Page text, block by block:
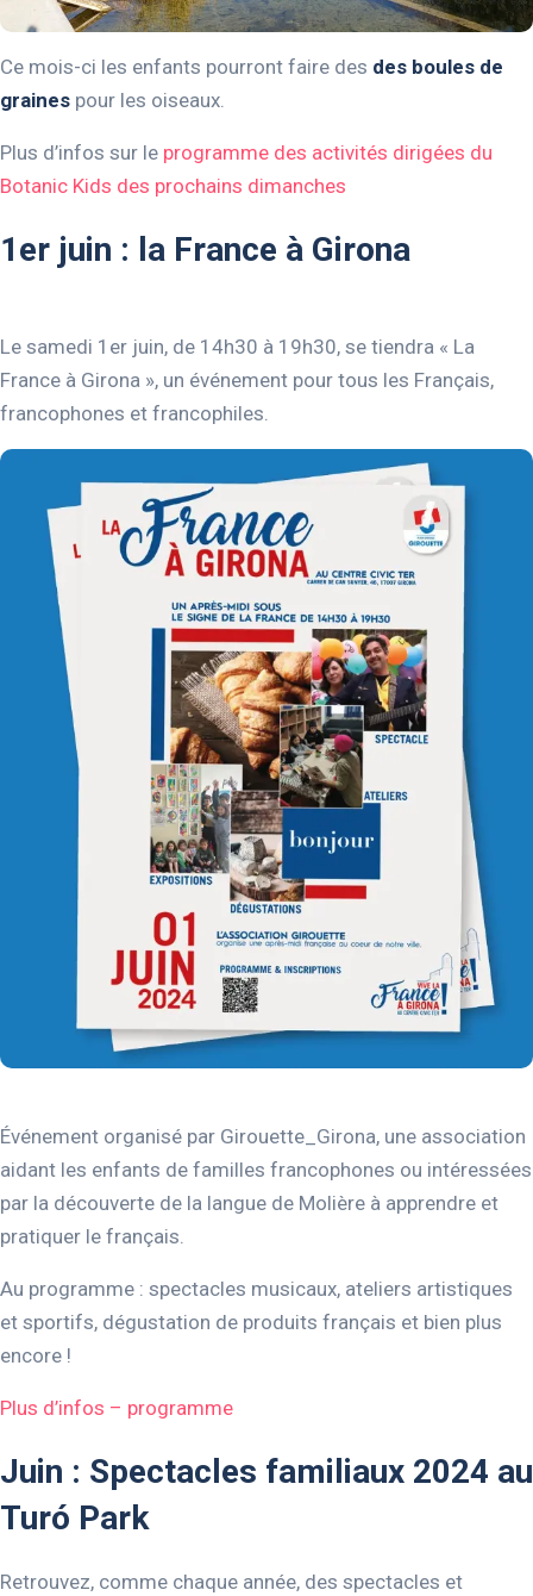
Ce mois-ci les enfants pourront faire des des boules de
graines pour les oiseaux.
Plus d’infos sur le programme des activités dirigées du
Botanic Kids des prochains dimanches
1er juin : la France à Girona
Le samedi 1er juin, de 14h30 à 19h30, se tiendra « La
France à Girona », un événement pour tous les Français,
francophones et francophiles.
Événement organisé par Girouette_Girona, une association
aidant les enfants de familles francophones ou intéressées
par la découverte de la langue de Molière à apprendre et
pratiquer le français.
Au programme : spectacles musicaux, ateliers artistiques
et sportifs, dégustation de produits français et bien plus
encore !
Plus d’infos – programme
Juin : Spectacles familiaux 2024 au
Turó Park
Retrouvez, comme chaque année, des spectacles et